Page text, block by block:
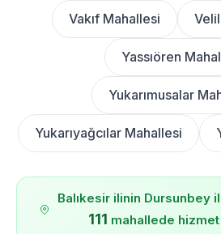
Vakıf Mahallesi
Yassıören
Yukarımusalar
Yukarıyağcılar Mahallesi
Balıkesir ilinin Dursunbey
111 mahallede